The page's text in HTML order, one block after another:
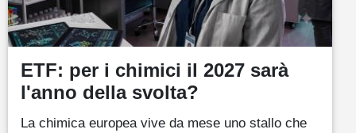
ETF: per i chimici il 2027 sarà
l'anno della svolta?
La chimica europea vive da mese uno stallo che